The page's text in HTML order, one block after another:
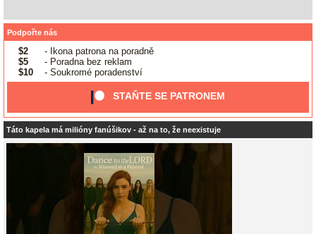
Podpořte nás
$2
- Ikona patrona na poradně
$5
- Poradna bez reklam
$10
- Soukromé poradenství
STAŇTE SE PATRONEM
Táto kapela má milióny fanúšikov - až na to, že neexistuje